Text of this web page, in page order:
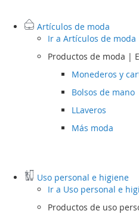
Artículos de moda
Ir a Artículos de moda
Productos de moda |
Monederos y
Bolsos de mano
LLaveros
Más moda
Uso personal e higiene
Ir a Uso personal e
Productos de uso